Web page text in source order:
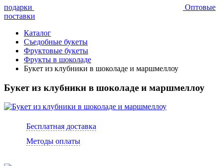
подарки
Оптовые
поставки
Каталог
Съедобные букеты
Фруктовые букеты
Фрукты в шоколаде
Букет из клубники в шоколаде и маршмеллоу
Букет из клубники в шоколаде и маршмеллоу
Бесплатная доставка
Методы оплаты